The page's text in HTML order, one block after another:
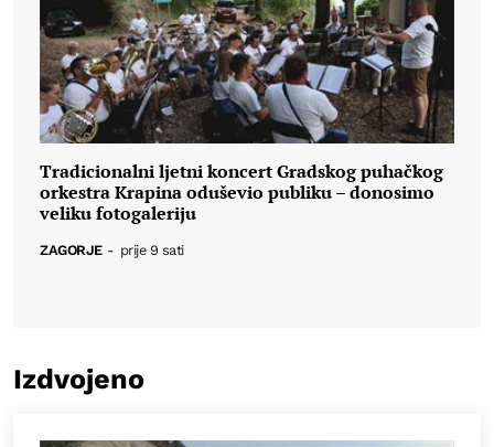
Tradicionalni ljetni koncert Gradskog puhačkog
orkestra Krapina oduševio publiku – donosimo
veliku fotogaleriju
ZAGORJE - prije 9 sati
Izdvojeno